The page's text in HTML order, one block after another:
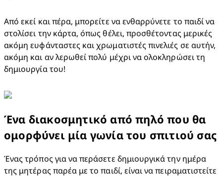
Από εκεί και πέρα, μπορείτε να ενθαρρύνετε το παιδί να
στολίσει την κάρτα, όπως θέλει, προσθέτοντας μερικές
ακόμη ευφάνταστες και χρωματιστές πινελιές σε αυτήν,
ακόμη και αν λερωθεί πολύ μέχρι να ολοκληρώσει τη
δημιουργία του!
Ένα διακοσμητικό από πηλό που θα
ομορφύνει μία γωνία του σπιτιού σας
Ένας τρόπος για να περάσετε δημιουργικά την ημέρα
της μητέρας παρέα με το παιδί, είναι να πειραματιστείτε